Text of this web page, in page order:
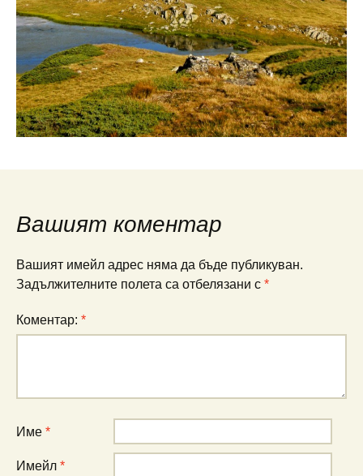
Вашият коментар
Вашият имейл адрес няма да бъде публикуван.
Задължителните полета са отбелязани с *
Коментар: *
Име *
Имейл *